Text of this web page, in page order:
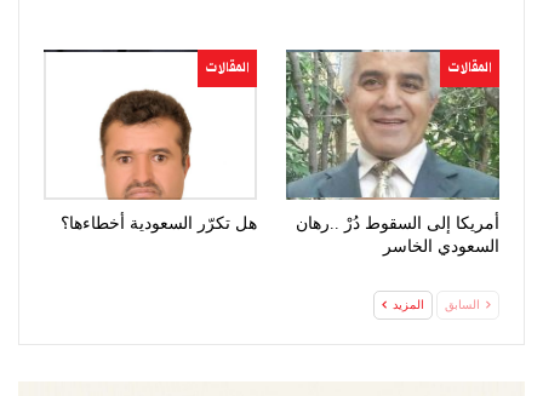
المقالات
أمريكا إلى السقوط دُرْ ..رهان
السعودي الخاسر
المقالات
هل تكرّر السعودية أخطاءها؟
السابق المزيد